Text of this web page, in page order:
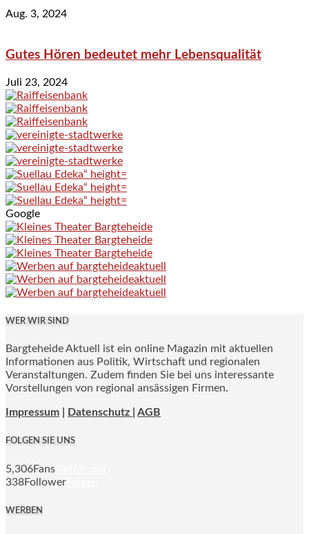
Aug. 3, 2024
Gutes Hören bedeutet mehr Lebensqualität
Juli 23, 2024
Google
WER WIR SIND
Bargteheide Aktuell ist ein online Magazin mit aktuellen
Informationen aus Politik, Wirtschaft und regionalen
Veranstaltungen. Zudem finden Sie bei uns interessante
Vorstellungen von regional ansässigen Firmen.
Impressum Datenschutz | AGB
FOLGEN SIE UNS
5,306Fans
338Follower
WERBEN